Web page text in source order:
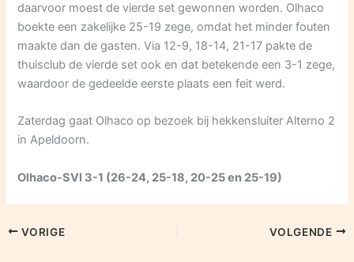
daarvoor moest de vierde set gewonnen worden. Olhaco
boekte een zakelijke 25-19 zege, omdat het minder fouten
maakte dan de gasten. Via 12-9, 18-14, 21-17 pakte de
thuisclub de vierde set ook en dat betekende een 3-1 zege,
waardoor de gedeelde eerste plaats een feit werd.
Zaterdag gaat Olhaco op bezoek bij hekkensluiter Alterno 2
in Apeldoorn.
Olhaco-SVI 3-1 (26-24, 25-18, 20-25 en 25-19)
VORIGE VOLGENDE